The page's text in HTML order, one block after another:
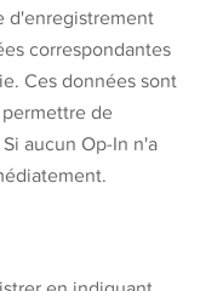
d'enregistrement
correspondantes
Ces données sont
de
aucun Op-In n'a